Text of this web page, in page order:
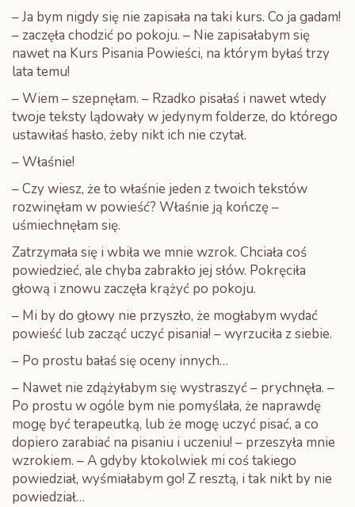
– Ja bym nigdy się nie zapisała na taki kurs. Co ja gadam!
– zaczęła chodzić po pokoju. – Nie zapisałabym się
nawet na Kurs Pisania Powieści, na którym byłaś trzy
lata temu!
– Wiem – szepnęłam. – Rzadko pisałaś i nawet wtedy
twoje teksty lądowały w jedynym folderze, do którego
ustawiłaś hasło, żeby nikt ich nie czytał.
– Właśnie!
– Czy wiesz, że to właśnie jeden z twoich tekstów
rozwinęłam w powieść? Właśnie ją kończę –
uśmiechnęłam się.
Zatrzymała się i wbiła we mnie wzrok. Chciała coś
powiedzieć, ale chyba zabrakło jej słów. Pokręciła
głową i znowu zaczęła krążyć po pokoju.
– Mi by do głowy nie przyszło, że mogłabym wydać
powieść lub zacząć uczyć pisania! – wyrzuciła z siebie.
– Po prostu bałaś się oceny innych…
– Nawet nie zdążyłabym się wystraszyć – prychnęła. –
Po prostu w ogóle bym nie pomyślała, że naprawdę
mogę być terapeutką, lub że mogę uczyć pisać, a co
dopiero zarabiać na pisaniu i uczeniu! – przeszyła mnie
wzrokiem. – A gdyby ktokolwiek mi coś takiego
powiedział, wyśmiałabym go! Z resztą, i tak nikt by nie
powiedział…